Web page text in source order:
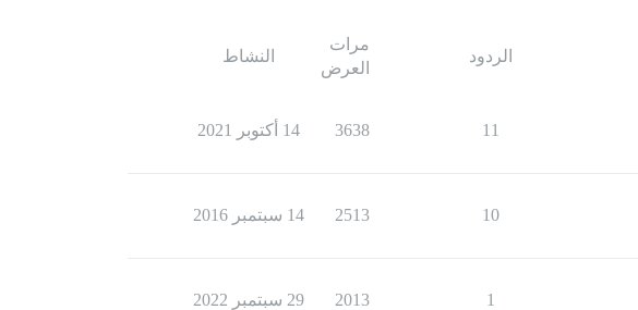
الردود
مرات
العرض
النشاط
11
3638 14 أكتوبر 2021
10
2513 14 سبتمبر 2016
1
2013 29 سبتمبر 2022